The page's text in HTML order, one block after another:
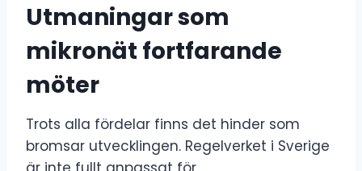
Utmaningar som
mikronät fortfarande
möter
Trots alla fördelar finns det hinder som
bromsar utvecklingen. Regelverket i Sverige